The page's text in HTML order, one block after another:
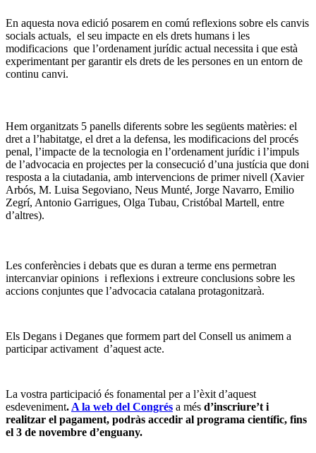
En aquesta nova edició posarem en comú reflexions sobre els canvis
socials actuals, el seu impacte en els drets humans i les
modificacions que l’ordenament jurídic actual necessita i que està
experimentant per garantir els drets de les persones en un entorn de
continu canvi.
Hem organitzats 5 panells diferents sobre les següents matèries: el
dret a l’habitatge, el dret a la defensa, les modificacions del procés
penal, l’impacte de la tecnologia en l’ordenament jurídic i l’impuls
de l’advocacia en projectes per la consecució d’una justícia que doni
resposta a la ciutadania, amb intervencions de primer nivell (Xavier
Arbós, M. Luisa Segoviano, Neus Munté, Jorge Navarro, Emilio
Zegrí, Antonio Garrigues, Olga Tubau, Cristóbal Martell, entre
d’altres).
Les conferències i debats que es duran a terme ens permetran
intercanviar opinions i reflexions i extreure conclusions sobre les
accions conjuntes que l’advocacia catalana protagonitzarà.
Els Degans i Deganes que formem part del Consell us animem a
participar activament d’aquest acte.
La vostra participació és fonamental per a l’èxit d’aquest
esdeveniment. A la web del Congrés a més d’inscriure’t i
realitzar el pagament, podràs accedir al programa científic, fins
el 3 de novembre d’enguany.